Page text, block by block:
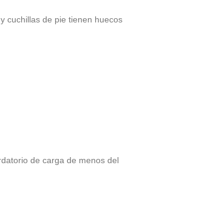
cuchillas de pie tienen huecos
de carga de menos del